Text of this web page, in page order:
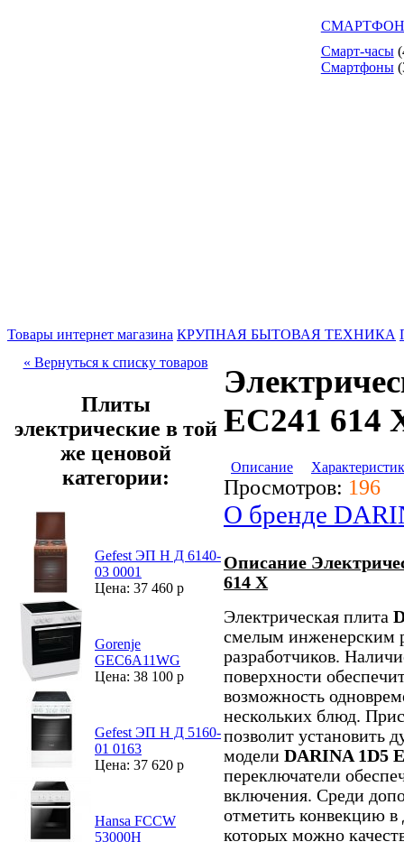
Смарт-часы
Смартфоны
Товары интернет магазина КРУПНАЯ БЫТОВАЯ ТЕХНИКА
« Вернуться к списку товаров
Плиты
электрические в той
же ценовой
категории:
Gefest ЭП Н Д 6140-
03 0001
Цена: 37 460 р
Gorenje
GEC6A11WG
Цена: 38 100 р
Gefest ЭП Н Д 5160-
01 0163
Цена: 37 620 р
Hansa FCCW
53000H
EC241 614
Описание
Просмотров: 196
О бренде
Описание
614 X
Электрическая плита
смелым инженерским
разработчиков.
поверхности
возможность
нескольких блюд.
позволит установить
модели DARINA 1D5
переключатели
включения. Среди
отметить конвекцию
которых можно